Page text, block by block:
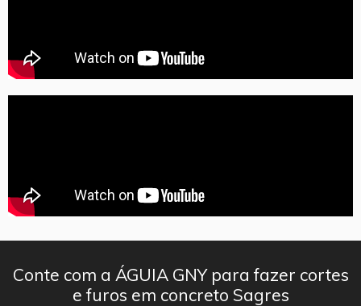
Conte com a ÁGUIA GNY para fazer cortes
e furos em concreto Sagres